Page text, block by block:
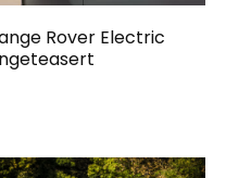
Rover Electric